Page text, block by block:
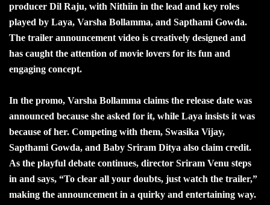
producer Dil Raju, with Nithiin in the lead and key roles
played by Laya, Varsha Bollamma, and Sapthami Gowda.
The trailer announcement video is creatively designed and
has caught the attention of movie lovers for its fun and
engaging concept.
In the promo, Varsha Bollamma claims the release date was
announced because she asked for it, while Laya insists it was
because of her. Competing with them, Swasika Vijay,
Sapthami Gowda, and Baby Sriram Ditya also claim credit.
As the playful debate continues, director Sriram Venu steps
in and says, “To clear all your doubts, just watch the trailer,”
making the announcement in a quirky and entertaining way.